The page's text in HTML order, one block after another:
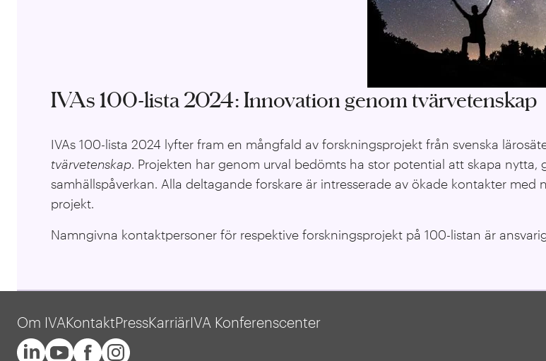
IVAs 100-lista 2024: Innovation genom tvärvetenskap
IVAs 100-lista 2024 lyfter fram en mångfald av forskningsprojekt från svenska
tvärvetenskap. Projekten har genom urval bedömts ha stor potential att skapa
samhällspåverkan. Alla deltagande forskare är intresserade av ökade kontakter
projekt.
Namngivna kontaktpersoner för respektive forskningsprojekt på 100-listan är
Om IVAKontaktPressKarriärIVA Konferenscenter